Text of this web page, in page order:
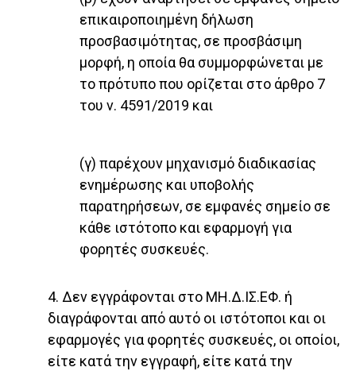
επικαιροποιημένη δήλωση
προσβασιμότητας, σε προσβάσιμη
μορφή, η οποία θα συμμορφώνεται με
το πρότυπο που ορίζεται στο άρθρο 7
του ν. 4591/2019 και
(γ) παρέχουν μηχανισμό διαδικασίας
ενημέρωσης και υποβολής
παρατηρήσεων, σε εμφανές σημείο σε
κάθε ιστότοπο και εφαρμογή για
φορητές συσκευές.
4. Δεν εγγράφονται στο ΜΗ.Δ.ΙΣ.ΕΦ. ή
διαγράφονται από αυτό οι ιστότοποι και οι
εφαρμογές για φορητές συσκευές, οι οποίοι,
είτε κατά την εγγραφή, είτε κατά την